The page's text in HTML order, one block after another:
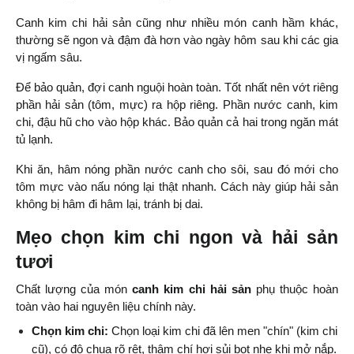
Canh kim chi hải sản cũng như nhiều món canh hầm khác,
thường sẽ ngon và đậm đà hơn vào ngày hôm sau khi các gia
vị ngấm sâu.
Để bảo quản, đợi canh nguội hoàn toàn. Tốt nhất nên vớt riêng
phần hải sản (tôm, mực) ra hộp riêng. Phần nước canh, kim
chi, đậu hũ cho vào hộp khác. Bảo quản cả hai trong ngăn mát
tủ lạnh.
Khi ăn, hâm nóng phần nước canh cho sôi, sau đó mới cho
tôm mực vào nấu nóng lại thật nhanh. Cách này giúp hải sản
không bị hâm đi hâm lại, tránh bị dai.
Mẹo chọn kim chi ngon và hải sản
tươi
Chất lượng của món canh kim chi hải sản phụ thuộc hoàn
toàn vào hai nguyên liệu chính này.
Chọn kim chi: Chọn loại kim chi đã lên men "chín" (kim chi
cũ), có độ chua rõ rệt, thậm chí hơi sủi bọt nhẹ khi mở nắp.